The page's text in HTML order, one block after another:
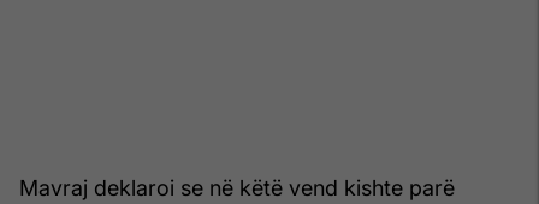
Mavraj deklaroi se në këtë vend kishte parë